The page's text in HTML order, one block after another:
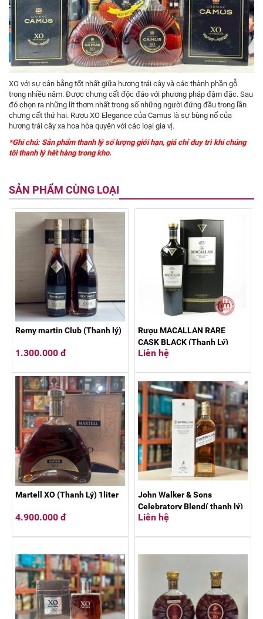
XO với sự cân bằng tốt nhất giữa hương trái cây và các thành phần gỗ
trong nhiều năm. Được chưng cất độc đáo với phương pháp đậm đặc. Sau
đó chọn ra những lít thơm nhất trong số những người đứng đầu trong lần
chưng cất thứ hai. Rượu XO Elegance của Camus là sự bùng nổ của
hương trái cây xa hoa hòa quyện với các loại gia vị.
*Ghi chú: Sản phẩm thanh lý số lượng giới hạn, giá chỉ duy trì khi chúng
tôi thanh lý hết hàng trong kho.
SẢN PHẨM CÙNG LOẠI
Remy martin Club (Thanh lý)
1.300.000 đ
Rượu MACALLAN RARE
CASK BLACK (Thanh Lý)
Liên hệ
Martell XO (Thanh Lý) 1liter
4.900.000 đ
John Walker & Sons
Celebratory Blend( thanh lý)
Liên hệ